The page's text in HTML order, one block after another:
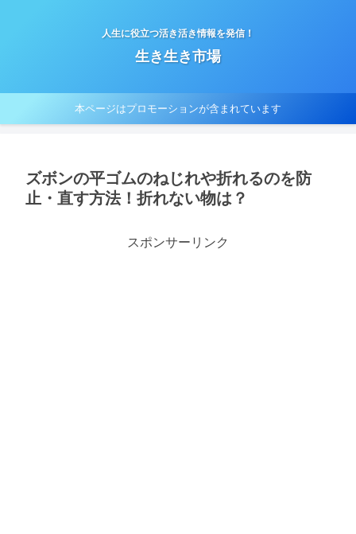
人生に役立つ活き活き情報を発信！
生き生き市場
本ページはプロモーションが含まれています
ズボンの平ゴムのねじれや折れるのを防
止・直す方法！折れない物は？
スポンサーリンク